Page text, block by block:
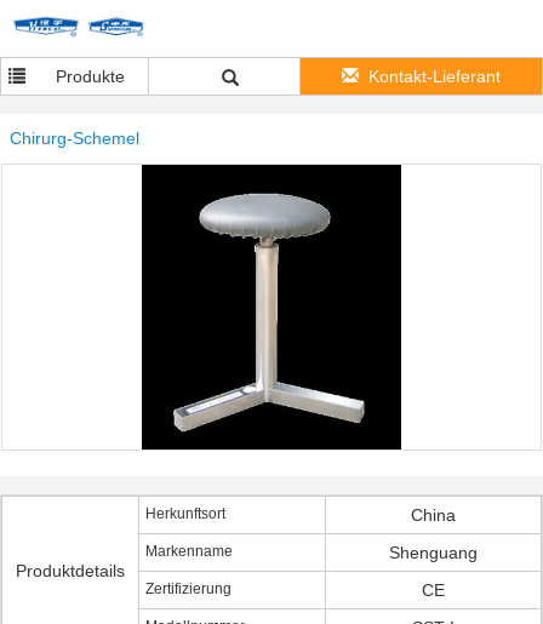
Produkte Kontakt-Lieferant
Chirurg-Schemel
Produktdetails
Herkunftsort China
Markenname Shenguang
Zertifizierung CE